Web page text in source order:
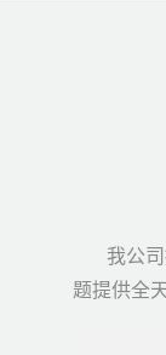
我公
题提供全